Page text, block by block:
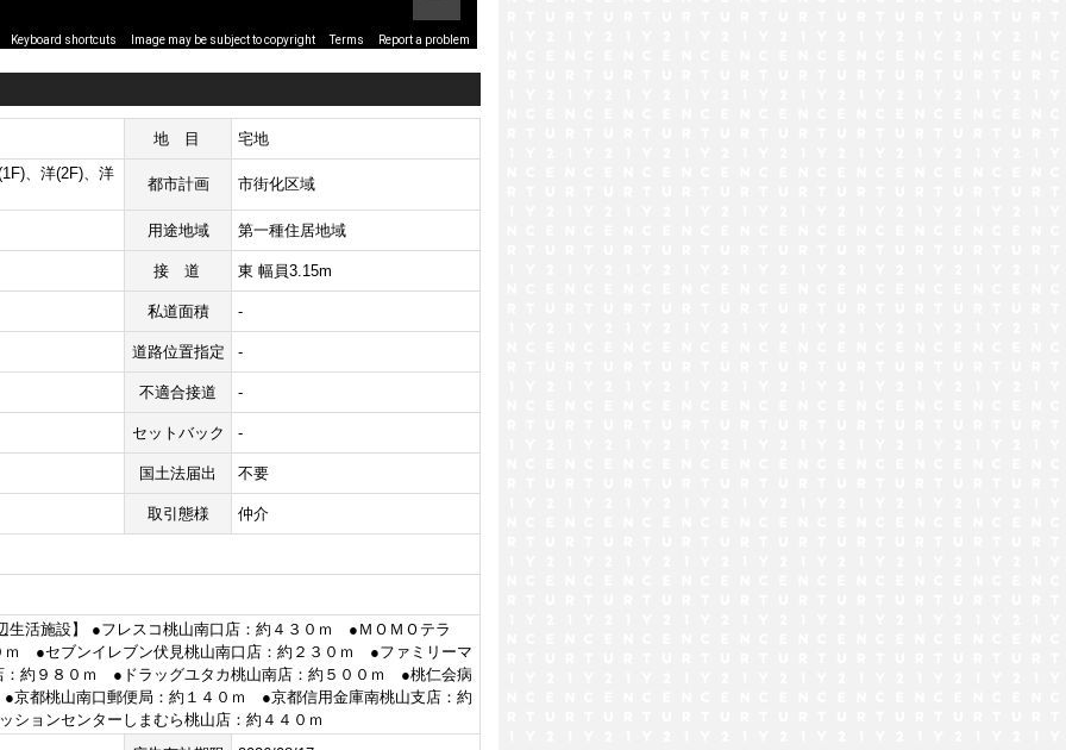
Keyboard shortcuts Image may be subject to copyright Terms Report a problem
地目
宅地
、洋(2F)、洋
都市計画 市街化区域
用途地域 第一種住居地域
接道 東 幅員3.15m
私道面積 -
道路位置指定 -
不適合接道 -
セットバック -
国土法届出 不要
取引態様 仲介
生活施設】 ●フレスコ桃山南口店：約４３０ｍ ●ＭＯＭＯテラ
ｍ ●セブンイレブン伏見桃山南口店：約２３０ｍ ●ファミリーマ
：約９８０ｍ ●ドラッグユタカ桃山南店：約５００ｍ ●桃仁会病
京都桃山南口郵便局：約１４０ｍ ●京都信用金庫南桃山支店：約
ョンセンターしまむら桃山店：約４４０ｍ